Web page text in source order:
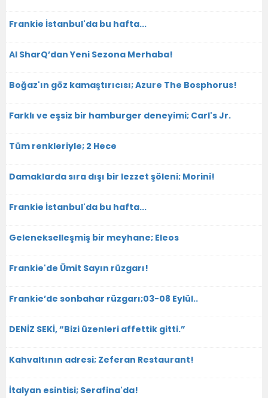
Frankie İstanbul'da bu hafta...
Al SharQ’dan Yeni Sezona Merhaba!
Boğaz'ın göz kamaştırıcısı; Azure The Bosphorus!
Farklı ve eşsiz bir hamburger deneyimi; Carl's Jr.
Tüm renkleriyle; 2 Hece
Damaklarda sıra dışı bir lezzet şöleni; Morini!
Frankie İstanbul'da bu hafta...
Gelenekselleşmiş bir meyhane; Eleos
Frankie'de Ümit Sayın rüzgarı!
Frankie’de sonbahar rüzgarı;03-08 Eylül..
DENİZ SEKİ, “Bizi üzenleri affettik gitti.”
Kahvaltının adresi; Zeferan Restaurant!
İtalyan esintisi; Serafina'da!